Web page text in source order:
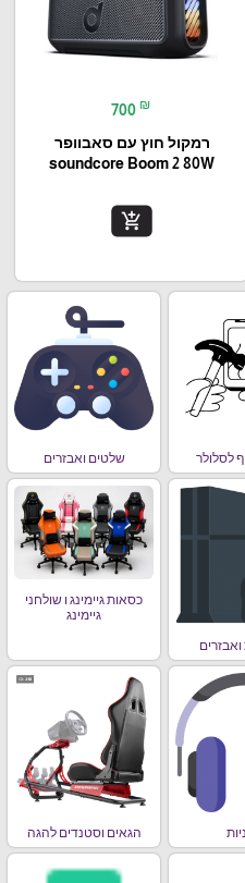
700 ₪
רמקול חוץ עם סאבוופר
soundcore Boom 2 80W
add_shopping_cart
לסלולר שלטים ואבזרים
ואבזרים
כסאות גיימינג ו שולחני
גיימינג
הגאים וסטנדים להגה